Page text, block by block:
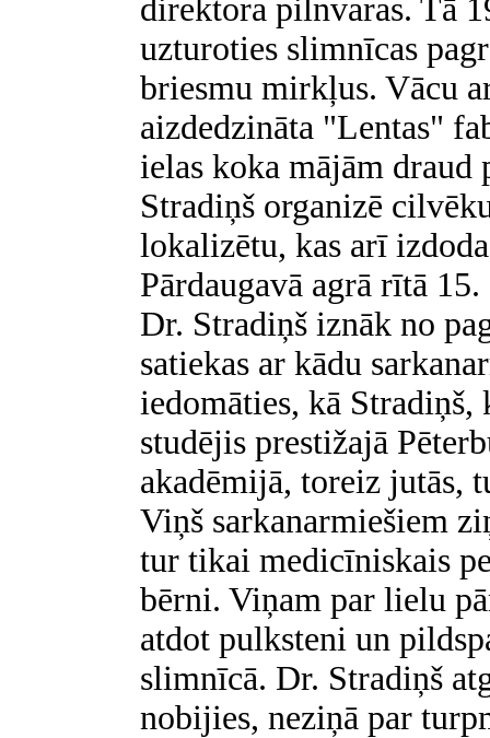
direktora pilnvaras. Tā
uzturoties slimnīcas
briesmu mirkļus. Vācu
aizdedzināta "Lentas"
ielas koka mājām draud
Stradiņš organizē
lokalizētu, kas arī
Pārdaugavā agrā rītā
Dr. Stradiņš iznāk no
satiekas ar kādu
iedomāties, kā Stradiņš,
studējis prestižajā
akadēmijā, toreiz jutās,
Viņš sarkanarmiešiem
tur tikai medicīniskais
bērni. Viņam par lielu
atdot pulksteni un
slimnīcā. Dr. Stradiņš
nobijies, neziņā par